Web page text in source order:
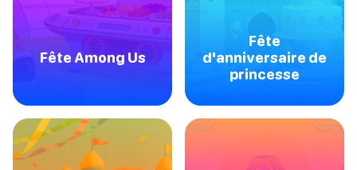
Fête Among Us
Fête
d'anniversaire de
princesse